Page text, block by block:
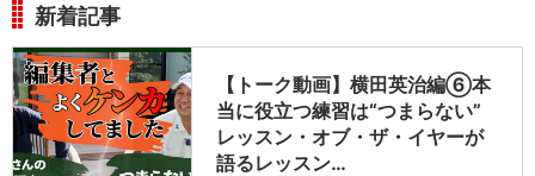
新着記事
【トーク動画】横田英治編⑥本
当に役立つ練習は“つまらない”
レッスン・オブ・ザ・イヤーが
語るレッスン…